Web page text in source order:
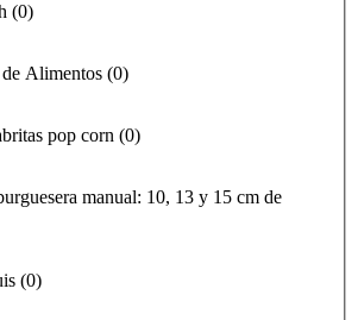
(0)
Alimentos (0)
pop corn (0)
manual: 10, 13 y 15 cm de
(0)